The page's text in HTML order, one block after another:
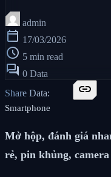
admin
calendar_today 17/03/2026
schedule 5 min read
forum 0 Data
Share Data:
link
Smartphone
Mở hộp, đánh giá
rẻ, pin khủng,